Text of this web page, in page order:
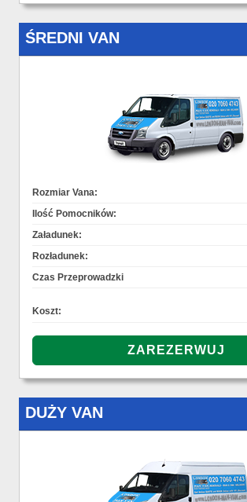
ŚREDNI VAN
Rozmiar Vana:
Ilość Pomocników:
Załadunek:
Rozładunek:
Czas Przeprowadzki
Koszt:
DUŻY VAN